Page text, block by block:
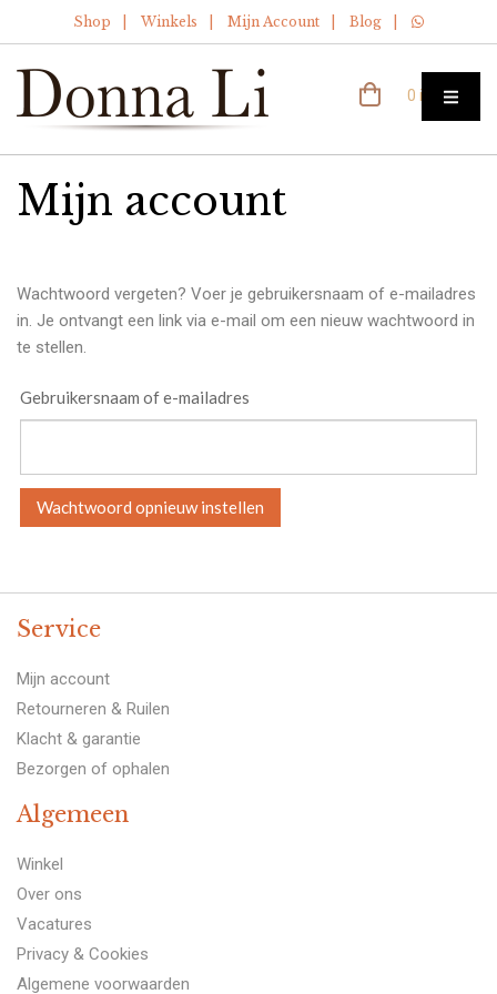
Shop Winkels Mijn Account Blog
0 items
Mijn account
Wachtwoord vergeten? Voer je gebruikersnaam of e-mailadres
in. Je ontvangt een link via e-mail om een nieuw wachtwoord in
te stellen.
Gebruikersnaam of e-mailadres
Wachtwoord opnieuw instellen
Service
Mijn account
Retourneren & Ruilen
Klacht & garantie
Bezorgen of ophalen
Algemeen
Winkel
Over ons
Vacatures
Privacy & Cookies
Algemene voorwaarden